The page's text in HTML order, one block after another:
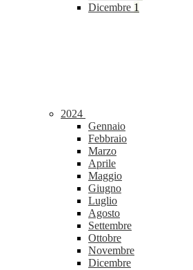
Dicembre 1
2024
Gennaio
Febbraio
Marzo
Aprile
Maggio
Giugno
Luglio
Agosto
Settembre
Ottobre
Novembre
Dicembre